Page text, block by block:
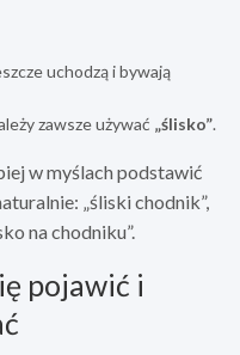
uchodzą i bywają
zawsze używać „ślisko”.
w myślach podstawić
„śliski chodnik”,
na chodniku”.
pojawić i